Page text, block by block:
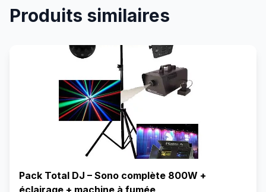
Produits similaires
Pack Total DJ – Sono complète 800W +
éclairage + machine à fumée